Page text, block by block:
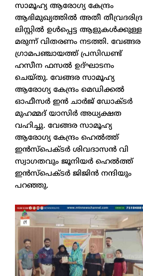
സാമൂഹ്യ ആരോഗ്യ കേന്ദ്രം
ആഭിമുഖ്യത്തിൽ അതീ തീവ്രദരിദ്ര
ലിസ്റ്റിൽ ഉൾപ്പെട്ട ആളുകൾക്കുള്ള
മരുന്ന് വിതരണം നടത്തി. വേങ്ങര
ഗ്രാമപഞ്ചായത്ത് പ്രസിഡണ്ട്
ഹസീന ഫസൽ ഉദ്ഘാടനം
ചെയ്തു. വേങ്ങര സാമൂഹ്യ
ആരോഗ്യ കേന്ദ്രം മെഡിക്കൽ
ഓഫീസർ ഇൻ ചാർജ് ഡോക്ടർ
മുഹമ്മദ് യാസിർ അധ്യക്ഷത
വഹിച്ചു. വേങ്ങര സാമൂഹ്യ
ആരോഗ്യ കേന്ദ്രം ഹെൽത്ത്
ഇൻസ്പെക്ടർ ശിവദാസൻ വി
സ്വാഗതവും ജൂനിയർ ഹെൽത്ത്
ഇൻസ്പെക്ടർ ജിജിൻ നന്ദിയും
പറഞ്ഞു.